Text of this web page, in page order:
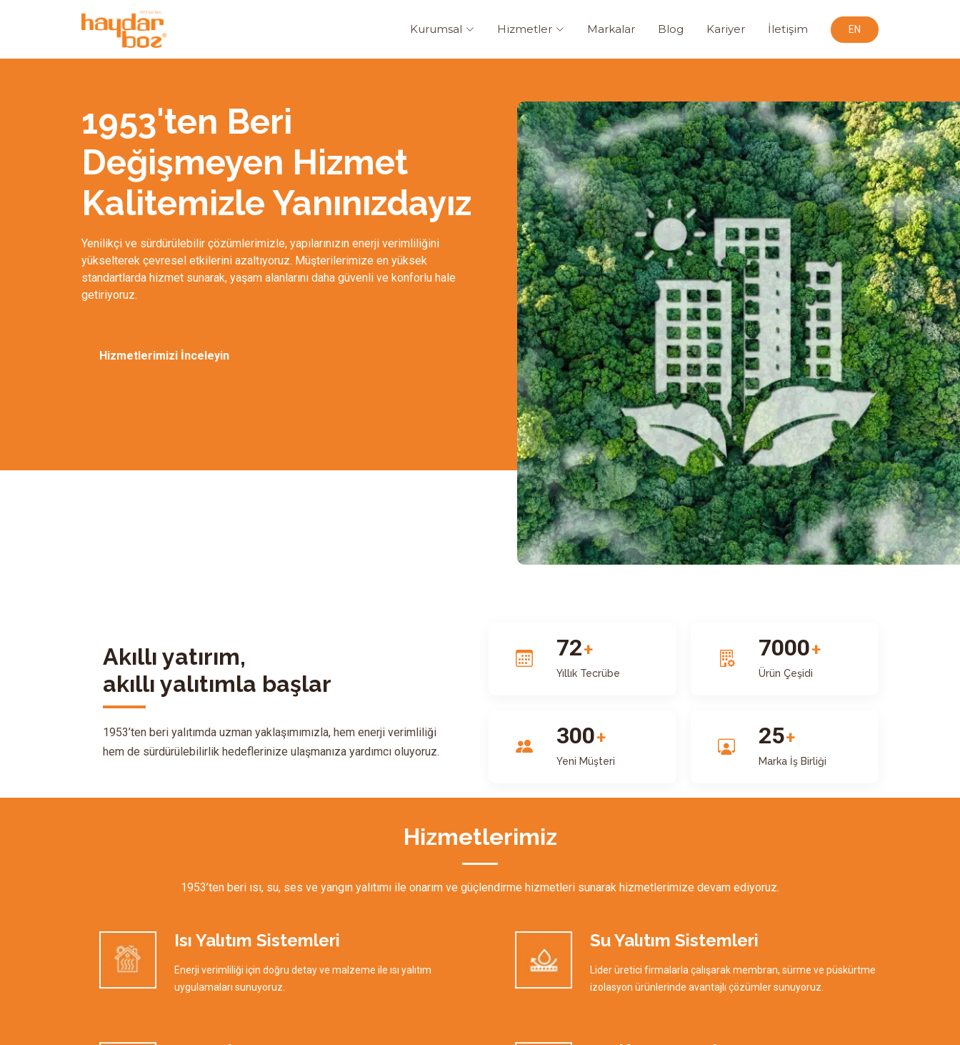
Kurumsal Hizmetler Markalar Blog Kariyer İletişim EN
1953'ten Beri
Değişmeyen Hizmet
Kalitemizle Yanınızdayız
Yenilikçi ve sürdürülebilir çözümlerimizle, yapılarınızın enerji verimliliğini
yükselterek çevresel etkilerini azaltıyoruz. Müşterilerimize en yüksek
standartlarda hizmet sunarak, yaşam alanlarını daha güvenli ve konforlu hale
getiriyoruz.
Hizmetlerimizi İnceleyin
Akıllı yatırım,
akıllı yalıtımla başlar
1953’ten beri yalıtımda uzman yaklaşımımızla, hem enerji verimliliği
hem de sürdürülebilirlik hedeflerinize ulaşmanıza yardımcı oluyoruz.
72+
Yıllık Tecrübe
7000+
Ürün Çeşidi
300+
Yeni Müşteri
25+
Marka İş Birliği
Hizmetlerimiz
1953’ten beri ısı, su, ses ve yangın yalıtımı ile onarım ve güçlendirme hizmetleri sunarak hizmetlerimize devam ediyoruz.
Isı Yalıtım Sistemleri
Enerji verimliliği için doğru detay ve malzeme ile ısı yalıtım
uygulamaları sunuyoruz.
Su Yalıtım Sistemleri
Lider üretici firmalarla çalışarak membran, sürme ve püskürtme
izolasyon ürünlerinde avantajlı çözümler sunuyoruz.